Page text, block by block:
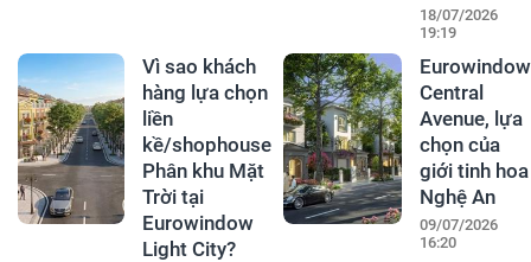
18/07/2026
19:19
Vì sao khách
hàng lựa chọn
liền
kề/shophouse
Phân khu Mặt
Trời tại
Eurowindow
Light City?
Eurowindow
Central
Avenue, lựa
chọn của
giới tinh hoa
Nghệ An
09/07/2026
16:20